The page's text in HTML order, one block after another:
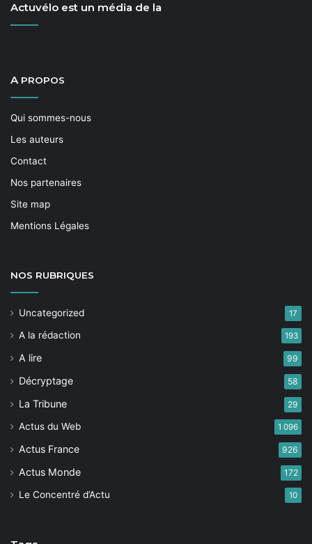
Actuvélo est un média de la
A PROPOS
Qui sommes-nous
Les auteurs
Contact
Nos partenaires
Site map
Mentions Légales
NOS RUBRIQUES
Uncategorized 17
A la rédaction 193
A lire 99
Décryptage 58
La Tribune 29
Actus du Web 1 096
Actus France 926
Actus Monde 172
Le Concentré d’Actu 10